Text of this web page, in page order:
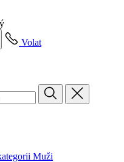
Volat
Muži